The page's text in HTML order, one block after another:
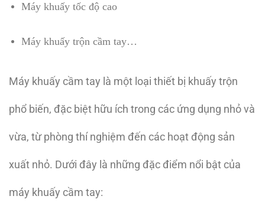
Máy khuấy tốc độ cao
Máy khuấy trộn cầm tay…
Máy khuấy cầm tay là một loại thiết bị khuấy trộn
phổ biến, đặc biệt hữu ích trong các ứng dụng nhỏ và
vừa, từ phòng thí nghiệm đến các hoạt động sản
xuất nhỏ. Dưới đây là những đặc điểm nổi bật của
máy khuấy cầm tay: